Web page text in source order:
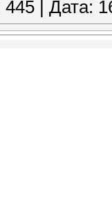
445 Дата: